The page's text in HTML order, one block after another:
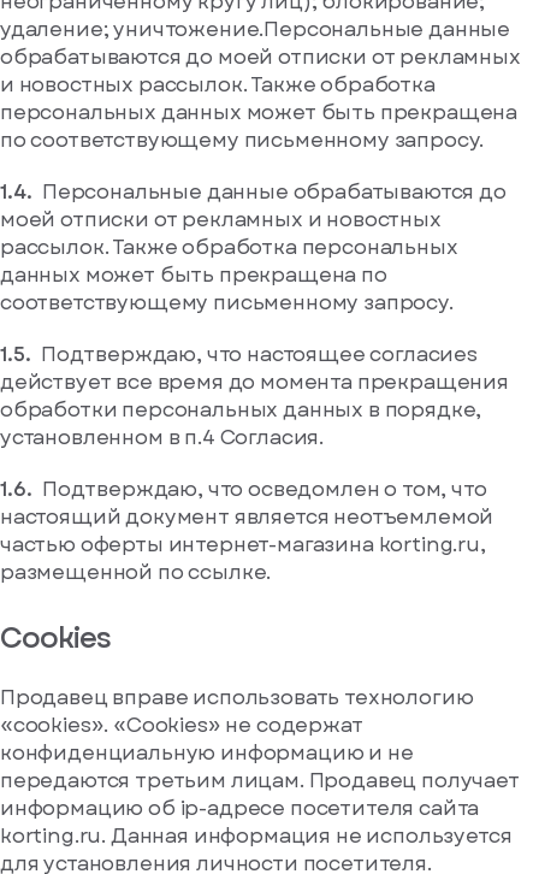
удаление; уничтожение.Персональные данные
обрабатываются до моей отписки от рекламных
и новостных рассылок. Также обработка
персональных данных может быть прекращена
по соответствующему письменному запросу.
Персональные данные обрабатываются до
моей отписки от рекламных и новостных
рассылок. Также обработка персональных
данных может быть прекращена по
соответствующему письменному запросу.
Подтверждаю, что настоящее согласиеs
действует все время до момента прекращения
обработки персональных данных в порядке,
установленном в п.4 Согласия.
Подтверждаю, что осведомлен о том, что
настоящий документ является неотъемлемой
частью оферты интернет-магазина korting.ru,
размещенной по ссылке.
Cookies
Продавец вправе использовать технологию
«cookies». «Cookies» не содержат
конфиденциальную информацию и не
передаются третьим лицам. Продавец получает
информацию об ip-адресе посетителя сайта
korting.ru. Данная информация не используется
для установления личности посетителя.